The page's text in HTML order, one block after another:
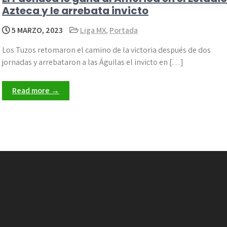
Azteca y le arrebata invicto
5 MARZO, 2023 Liga MX, Portada
Los Tuzos retomaron el camino de la victoria después de dos
jornadas y arrebataron a las Águilas el invicto en […]
Read more →